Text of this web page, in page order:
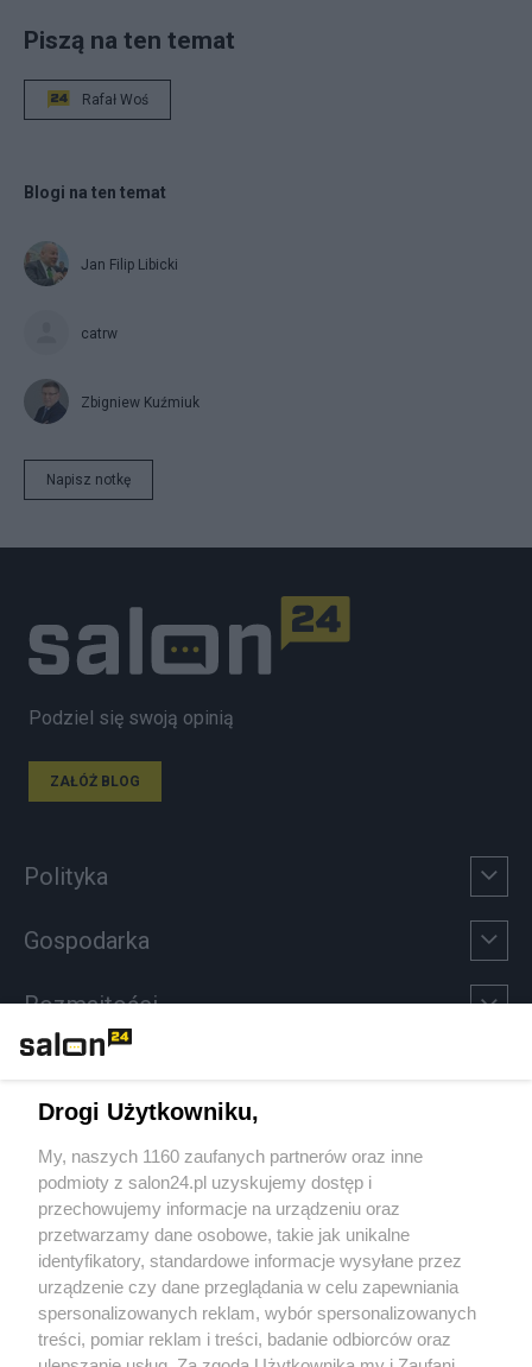
Piszą na ten temat
Rafał Woś
Blogi na ten temat
Jan Filip Libicki
catrw
Zbigniew Kuźmiuk
Napisz notkę
Podziel się swoją opinią
ZAŁÓŻ BLOG
Polityka
Gospodarka
Rozmaitości
Sport
Społeczeństwo
Kultura
Drogi Użytkowniku,
My, naszych 1160 zaufanych partnerów oraz inne
podmioty z salon24.pl uzyskujemy dostęp i
przechowujemy informacje na urządzeniu oraz
przetwarzamy dane osobowe, takie jak unikalne
identyfikatory, standardowe informacje wysyłane przez
urządzenie czy dane przeglądania w celu zapewniania
spersonalizowanych reklam, wybór spersonalizowanych
treści, pomiar reklam i treści, badanie odbiorców oraz